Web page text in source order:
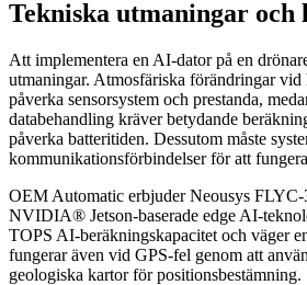
Tekniska utmaningar och
Att implementera en AI-dator på en
utmaningar. Atmosfäriska förändringar
påverka sensorsystem och prestanda,
databehandling kräver betydande
påverka batteritiden. Dessutom måste
kommunikationsförbindelser för att
OEM Automatic erbjuder Neousys FLYC-
NVIDIA® Jetson-baserade edge AI-
TOPS AI-beräkningskapacitet och väger
fungerar även vid GPS-fel genom att
geologiska kartor för positionsbestämning.